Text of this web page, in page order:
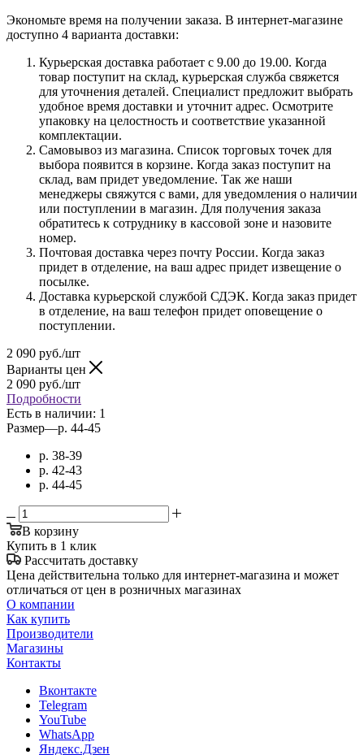
Экономьте время на получении заказа. В интернет-магазине
доступно 4 варианта доставки:
Курьерская доставка работает с 9.00 до 19.00. Когда
товар поступит на склад, курьерская служба свяжется
для уточнения деталей. Специалист предложит выбрать
удобное время доставки и уточнит адрес. Осмотрите
упаковку на целостность и соответствие указанной
комплектации.
Самовывоз из магазина. Список торговых точек для
выбора появится в корзине. Когда заказ поступит на
склад, вам придет уведомление. Так же наши
менеджеры свяжутся с вами, для уведомления о наличии
или поступлении в магазин. Для получения заказа
обратитесь к сотруднику в кассовой зоне и назовите
номер.
Почтовая доставка через почту России. Когда заказ
придет в отделение, на ваш адрес придет извещение о
посылке.
Доставка курьерской службой СДЭК. Когда заказ придет
в отделение, на ваш телефон придет оповещение о
поступлении.
2 090 руб./шт
Варианты цен
2 090 руб./шт
Подробности
Есть в наличии: 1
Размер—р. 44-45
р. 38-39
р. 42-43
р. 44-45
В корзину
Купить в 1 клик
Рассчитать доставку
Цена действительна только для интернет-магазина и может
отличаться от цен в розничных магазинах
О компании
Как купить
Производители
Магазины
Контакты
Вконтакте
Telegram
YouTube
WhatsApp
Яндекс.Дзен